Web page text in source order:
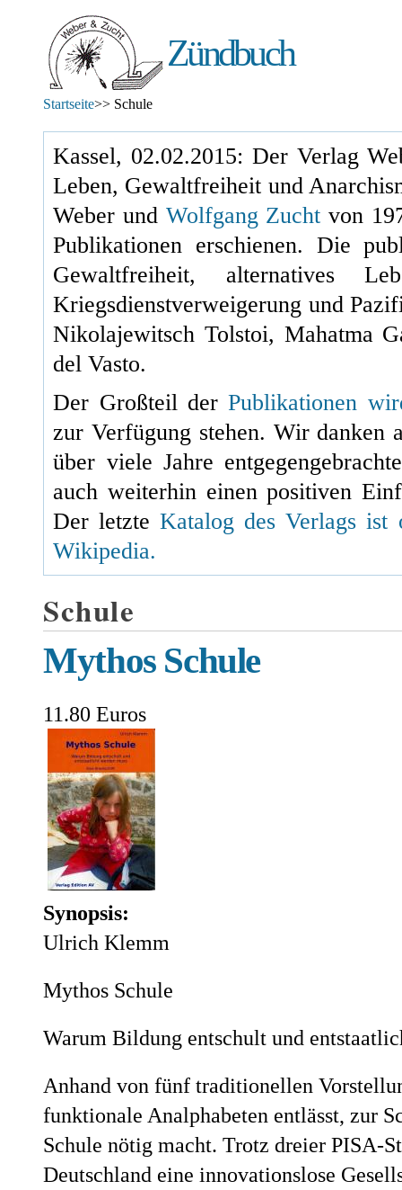
Zündbuch
Startseite>> Schule
Kassel, 02.02.2015: Der Verlag
Leben, Gewaltfreiheit und
Weber und Wolfgang Zucht von
Publikationen erschienen. Die
Gewaltfreiheit, alternatives
Kriegsdienstverweigerung und
Nikolajewitsch Tolstoi, Mahatma
del Vasto.
Der Großteil derPublikationen
zur Verfügung stehen. Wir danken
über viele Jahre
auch weiterhin einen positiven
Der letzteKatalog des Verlags ist
Wikipedia.
Schule
Mythos Schule
11.80 Euros
Synopsis:
Ulrich Klemm
Mythos Schule
Warum Bildung entschult und
Anhand von fünf traditionellen
funktionale Analphabeten entlässt, zur
Schule nötig macht. Trotz dreier PISA-
Deutschland eine innovationslose